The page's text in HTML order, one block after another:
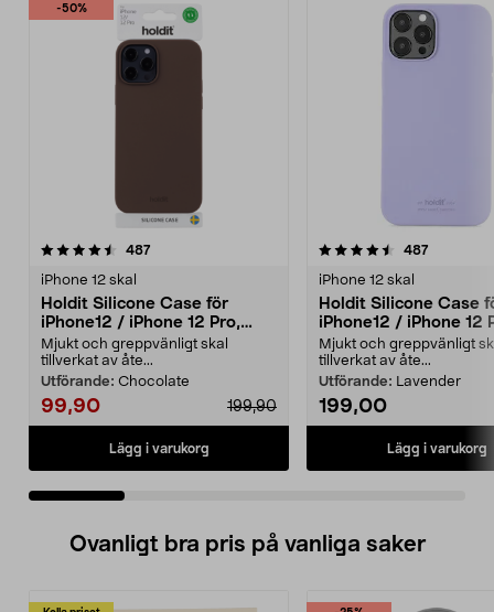
-50%
487recensioner
iPhone 12 skal
Holdit Silicone Case för
iPhone12 / iPhone 12 Pro,
mobilskal
Mjukt och greppvänligt skal
tillverkat av åte...
Utförande: Chocolate
99,90 199,90
Lägg i varukorg
4.5 av 5 stjärnor 487
iPhone 12 skal
Holdit Silicone Case
iPhone12 / iPhone 12
mobilskal
Mjukt och greppvänligt
tillverkat av åte...
Utförande: Lavender
199,00
Lägg i varukorg
4.0 av 5 stjärnor
Ovanligt bra pris på vanliga saker